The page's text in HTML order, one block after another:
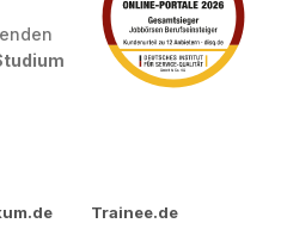
Trainee.de